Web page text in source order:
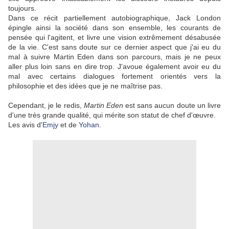
toujours.
Dans ce récit partiellement autobiographique, Jack London
épingle ainsi la société dans son ensemble, les courants de
pensée qui l'agitent, et livre une vision extrêmement désabusée
de la vie. C'est sans doute sur ce dernier aspect que j'ai eu du
mal à suivre Martin Eden dans son parcours, mais je ne peux
aller plus loin sans en dire trop. J'avoue également avoir eu du
mal avec certains dialogues fortement orientés vers la
philosophie et des idées que je ne maîtrise pas.
Cependant, je le redis, Martin Eden est sans aucun doute un livre
d'une très grande qualité, qui mérite son statut de chef d'œuvre.
Les avis d'Emjy et de Yohan